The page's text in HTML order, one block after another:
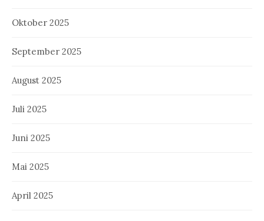
Oktober 2025
September 2025
August 2025
Juli 2025
Juni 2025
Mai 2025
April 2025